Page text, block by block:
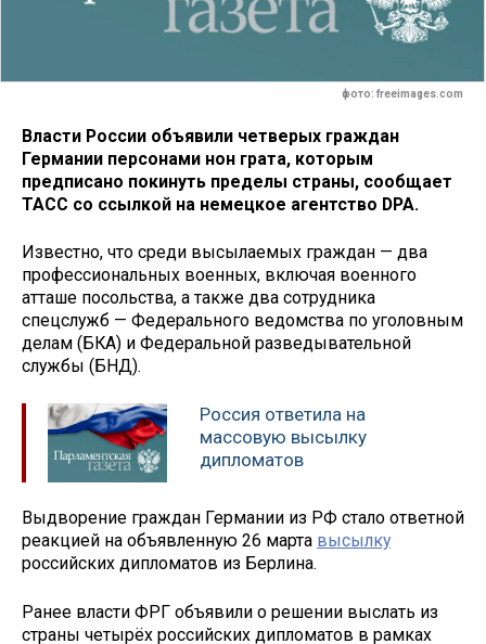
фото: freeimages.com
Власти России объявили четверых граждан
Германии персонами нон грата, которым
предписано покинуть пределы страны, сообщает
ТАСС со ссылкой на немецкое агентство DPA.
Известно, что среди высылаемых граждан — два
профессиональных военных, включая военного
атташе посольства, а также два сотрудника
спецслужб — Федерального ведомства по уголовным
делам (БКА) и Федеральной разведывательной
службы (БНД).
Россия ответила на
массовую высылку
дипломатов
Выдворение граждан Германии из РФ стало ответной
реакцией на объявленную 26 марта высылку
российских дипломатов из Берлина.
Ранее власти ФРГ объявили о решении выслать из
страны четырёх российских дипломатов в рамках